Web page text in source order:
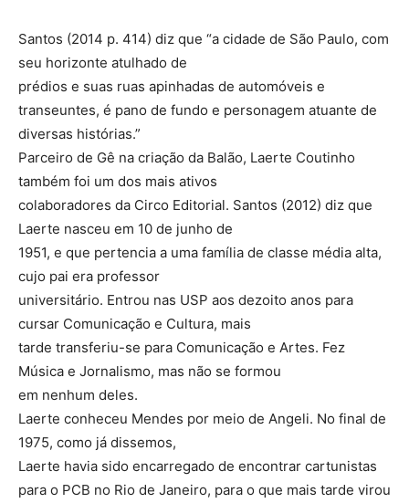
Santos (2014 p. 414) diz que “a cidade de São Paulo, com
seu horizonte atulhado de
prédios e suas ruas apinhadas de automóveis e
transeuntes, é pano de fundo e personagem atuante de
diversas histórias.”
Parceiro de Gê na criação da Balão, Laerte Coutinho
também foi um dos mais ativos
colaboradores da Circo Editorial. Santos (2012) diz que
Laerte nasceu em 10 de junho de
1951, e que pertencia a uma família de classe média alta,
cujo pai era professor
universitário. Entrou nas USP aos dezoito anos para
cursar Comunicação e Cultura, mais
tarde transferiu-se para Comunicação e Artes. Fez
Música e Jornalismo, mas não se formou
em nenhum deles.
Laerte conheceu Mendes por meio de Angeli. No final de
1975, como já dissemos,
Laerte havia sido encarregado de encontrar cartunistas
para o PCB no Rio de Janeiro, para o que mais tarde virou